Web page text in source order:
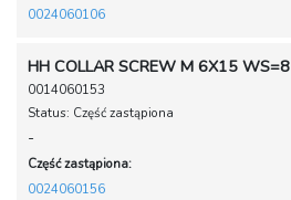
0024060106
HH COLLAR SCREW M 6X15 WS=8
0014060153
Status: Część zastąpiona
-
Część zastąpiona:
0024060156